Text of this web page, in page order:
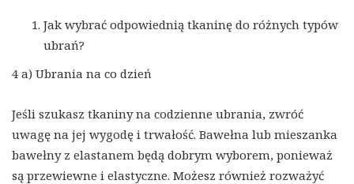
Jak wybrać odpowiednią tkaninę do różnych typów
ubrań?
4 a) Ubrania na co dzień
Jeśli szukasz tkaniny na codzienne ubrania, zwróć
uwagę na jej wygodę i trwałość. Bawełna lub mieszanka
bawełny z elastanem będą dobrym wyborem, ponieważ
są przewiewne i elastyczne. Możesz również rozważyć